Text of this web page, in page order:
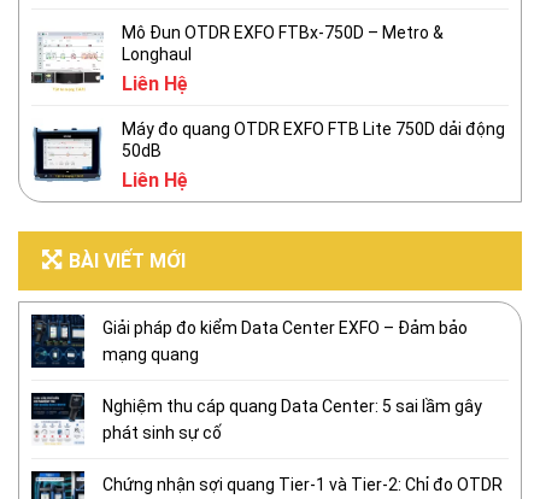
Mô Đun OTDR EXFO FTBx-750D – Metro &
Longhaul
Liên Hệ
Máy đo quang OTDR EXFO FTB Lite 750D dải động
50dB
Liên Hệ
BÀI VIẾT MỚI
Giải pháp đo kiểm Data Center EXFO – Đảm bảo
mạng quang
Nghiệm thu cáp quang Data Center: 5 sai lầm gây
phát sinh sự cố
Chứng nhận sợi quang Tier-1 và Tier-2: Chỉ đo OTDR